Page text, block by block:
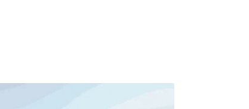
蔓延開來。聯合國於上（8）月30日發
美元（約新台幣49億元）援助款項，